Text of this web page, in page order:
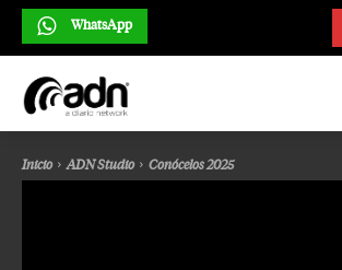
WhatsApp
Inicio ADN Studio Conócelos 2025